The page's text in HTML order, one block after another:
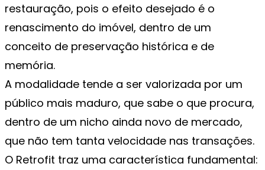
restauração, pois o efeito desejado é o
renascimento do imóvel, dentro de um
conceito de preservação histórica e de
memória.
A modalidade tende a ser valorizada por um
público mais maduro, que sabe o que procura,
dentro de um nicho ainda novo de mercado,
que não tem tanta velocidade nas transações.
O Retrofit traz uma característica fundamental: